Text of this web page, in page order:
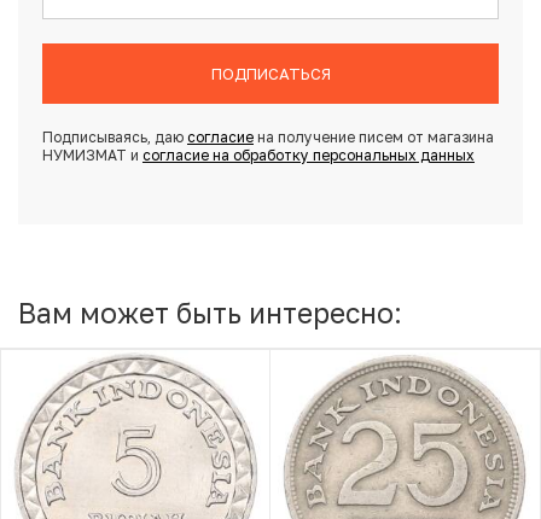
ПОДПИСАТЬСЯ
Подписываясь, даю согласиена получение писем от магазина
НУМИЗМАТ и согласие на обработку персональных данных
Вам может быть интересно: